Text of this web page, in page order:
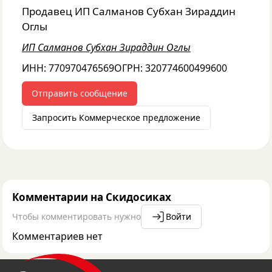
Продавец ИП Салманов Субхан Зираддин
Оглы
ИП Салманов Субхан Зираддин Оглы
ИНН: 770970476569ОГРН: 320774600499600
Отправить сообщение
Запросить Коммерческое предложение
Комментарии на Скидосиках
Чтобы комментировать нужно Войти
Комментариев нет